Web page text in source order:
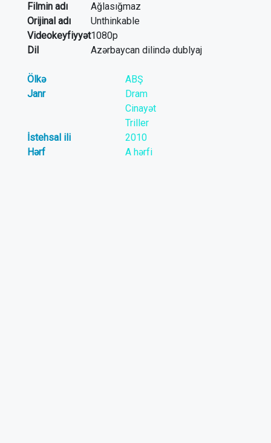
Filmin adı
Ağlasığmaz
Orijinal adı
Unthinkable
Videokeyfiyyət1080p
Dil
Azərbaycan dilində dublyaj
Ölkə
ABŞ
Janr
Dram
Cinayət
Triller
İstehsal ili
2010
Hərf
A hərfi